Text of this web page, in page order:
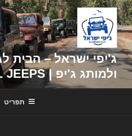
דילוג
לתוכן
ג'יפי ישראל – הבית
ולמותג ג'יפ | ISRAEL JEEPS
תפריט